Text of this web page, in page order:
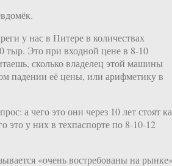
у нас в Питере в количествах
тыр. Это при входной цене в 8-10
сколько владелец этой машины
падении её цены, или арифметику в
а чего это они через 10 лет стоят
это у них в техпаспорте по 8-10-12
«очень востребованы на